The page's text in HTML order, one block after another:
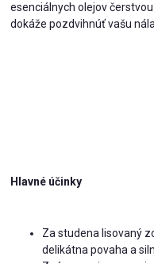
esenciálnych olejov
dokáže pozdvihnúť vašu
Hlavné účinky
Za studena lisovaný
delikátna povaha a